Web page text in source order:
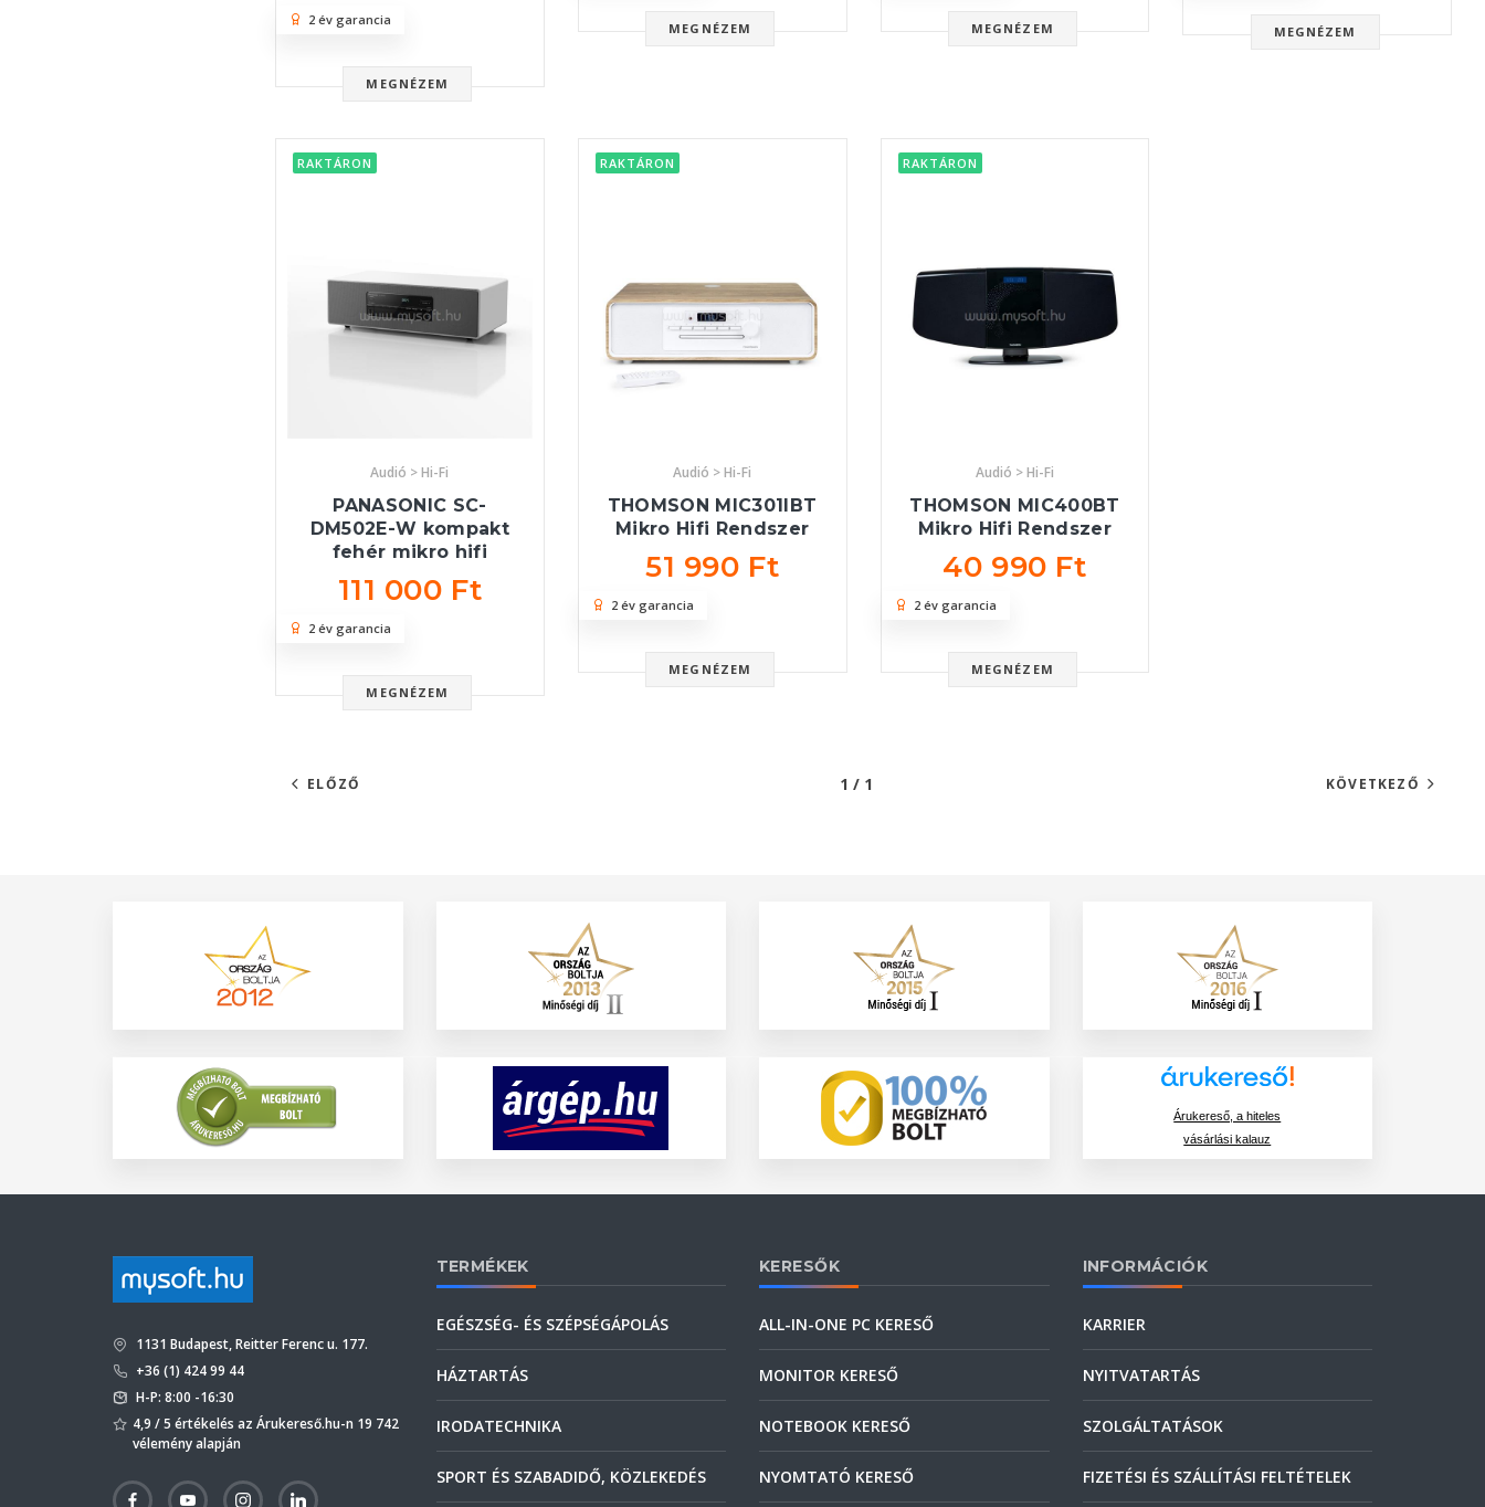
MEGNÉZEM
2 év garancia
MEGNÉZEM MEGNÉZEM MEGNÉZEM
RAKTÁRON
Audió > Hi-Fi
PANASONIC SC-
DM502E-W kompakt
fehér mikro hifi
111 000 Ft
MEGNÉZEM
2 év garancia
RAKTÁRON
Audió > Hi-Fi
THOMSON MIC301IBT
Mikro Hifi Rendszer
51 990 Ft
MEGNÉZEM
2 év garancia
RAKTÁRON
Audió > Hi-Fi
THOMSON MIC400BT
Mikro Hifi Rendszer
40 990 Ft
MEGNÉZEM
2 év garancia
ELŐZŐ 1 / 1 KÖVETKEZŐ
Árukereső, a hiteles
vásárlási kalauz
1131 Budapest, Reitter Ferenc u. 177.
+36 (1) 424 99 44
H-P: 8:00 -16:30
4,9 / 5 értékelés az Árukereső.hu-n 19 742
vélemény alapján
TERMÉKEK
EGÉSZSÉG- ÉS SZÉPSÉGÁPOLÁS
HÁZTARTÁS
IRODATECHNIKA
SPORT ÉS SZABADIDŐ, KÖZLEKEDÉS
KERESŐK
ALL-IN-ONE PC KERESŐ
MONITOR KERESŐ
NOTEBOOK KERESŐ
NYOMTATÓ KERESŐ
INFORMÁCIÓK
KARRIER
NYITVATARTÁS
SZOLGÁLTATÁSOK
FIZETÉSI ÉS SZÁLLÍTÁSI FELTÉTELEK